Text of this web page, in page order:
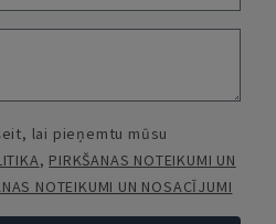
lai pieņemtu mūsu
, PIRKŠANAS NOTEIKUMI UN
NOTEIKUMI UN NOSACĪJUMI